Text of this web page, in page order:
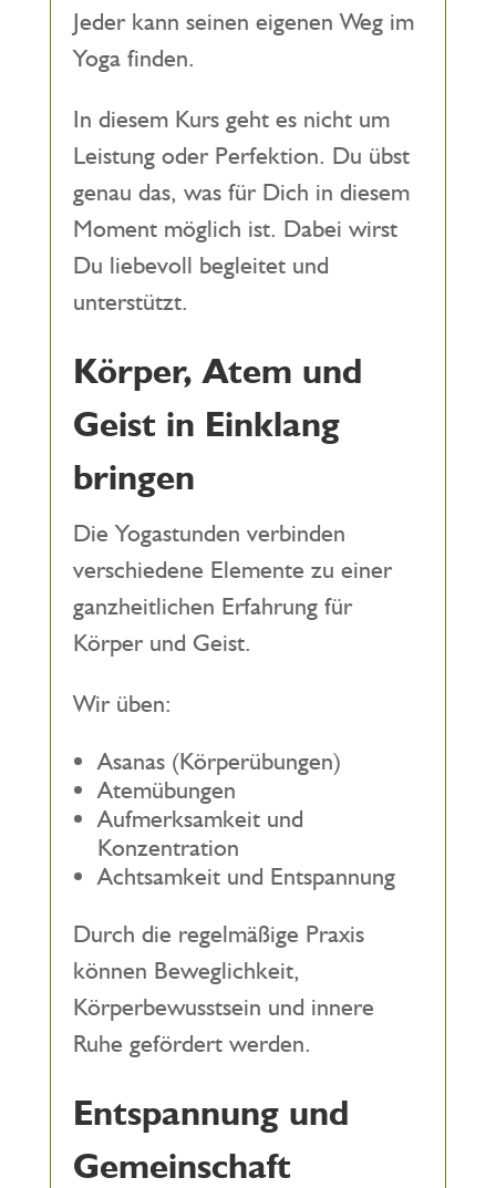
Jeder kann seinen eigenen Weg im
Yoga finden.
In diesem Kurs geht es nicht um
Leistung oder Perfektion. Du übst
genau das, was für Dich in diesem
Moment möglich ist. Dabei wirst
Du liebevoll begleitet und
unterstützt.
Körper, Atem und
Geist in Einklang
bringen
Die Yogastunden verbinden
verschiedene Elemente zu einer
ganzheitlichen Erfahrung für
Körper und Geist.
Wir üben:
Asanas (Körperübungen)
Atemübungen
Aufmerksamkeit und
Konzentration
Achtsamkeit und Entspannung
Durch die regelmäßige Praxis
können Beweglichkeit,
Körperbewusstsein und innere
Ruhe gefördert werden.
Entspannung und
Gemeinschaft